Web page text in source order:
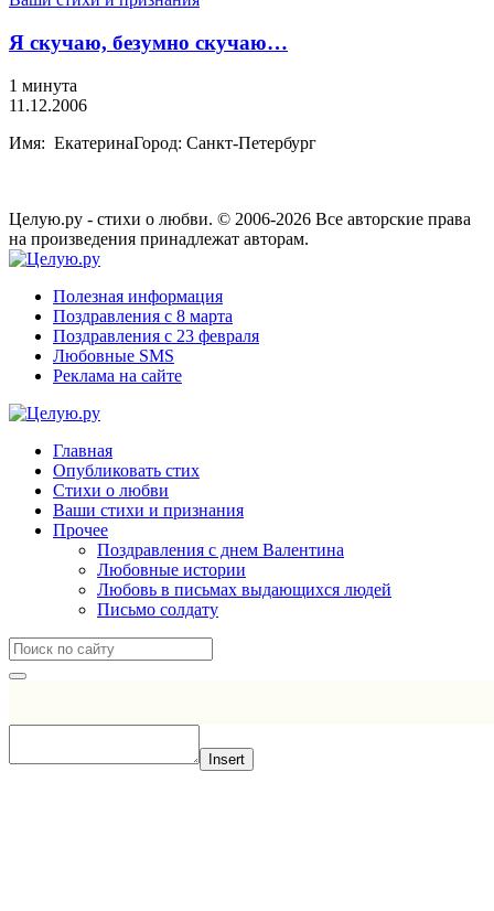
Я скучаю, безумно скучаю…
1 минута
11.12.2006
Имя: ЕкатеринаГород: Санкт-Петербург
Целую.ру - стихи о любви. © 2006-2026 Все авторские права
на произведения принадлежат авторам.
Полезная информация
Поздравления с 8 марта
Поздравления с 23 февраля
Любовные SMS
Реклама на сайте
Главная
Опубликовать стих
Стихи о любви
Ваши стихи и признания
Прочее
Поздравления с днем Валентина
Любовные истории
Любовь в письмах выдающихся людей
Письмо солдату
Insert